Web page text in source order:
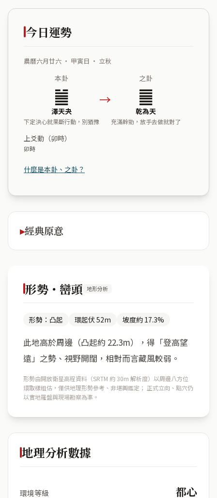
今日運勢
農曆六月廿六 ・ 甲寅日 ・ 立秋
本卦
䷪
澤天夬
下定決心就果斷行動，別猶豫
→
之卦
䷀
乾為天
充滿幹勁，放手去做就對了
上爻動（卯時）
卯時
什麼是本卦、之卦？
經典原意
形勢・巒頭 地形分析
形勢：凸起 環起伏 52m 坡度約 17.3%
此地高於周邊（凸起約 22.3m），得「登高望
遠」之勢、視野開闊，相對而言藏風較弱。
形勢由開放衛星高程資料（SRTM 約 30m 解析度）以周邊八方位
環取樣粗估，僅供地理形勢參考、非堪輿鑑定； 正式立向、點穴仍
以實地羅盤與現場勘察為準。
地理分析數據
環境等級 都心